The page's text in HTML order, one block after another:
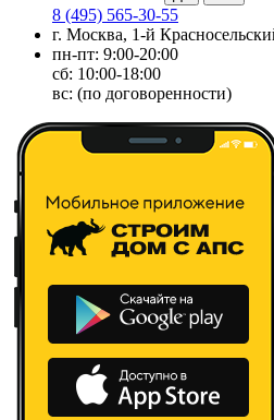
8 (495) 565-30-55
г. Москва, 1-й
пн-пт: 9:00-20:00
сб: 10:00-18:00
вс: (по договоренности)